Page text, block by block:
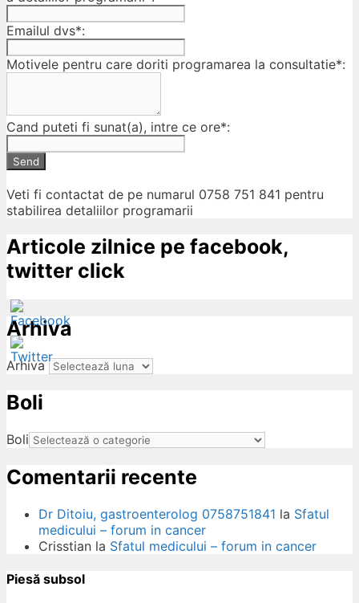
Emailul dvs*:
Motivele pentru care doriti programarea la consultatie*:
Cand puteti fi sunat(a), intre ce ore*:
Send
Veti fi contactat de pe numarul 0758 751 841 pentru
stabilirea detaliilor programarii
Articole zilnice pe facebook,
twitter click
Arhiva
Arhiva
Boli
Boli
Comentarii recente
Dr Ditoiu, gastroenterolog 0758751841 la Sfatul
medicului – forum in cancer
Crisstian la Sfatul medicului – forum in cancer
Piesă subsol